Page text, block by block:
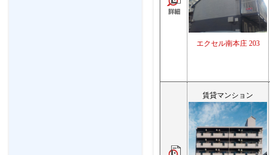
エクセル南本庄 203
賃貸マンション